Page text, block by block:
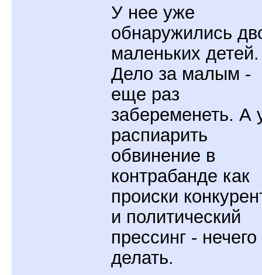
У нее уже
обнаружились
маленьких детей.
Дело за малым -
еще раз
забеременеть. А
распиарить
обвинение в
контрабанде как
происки
и политический
прессинг - нечего
делать.